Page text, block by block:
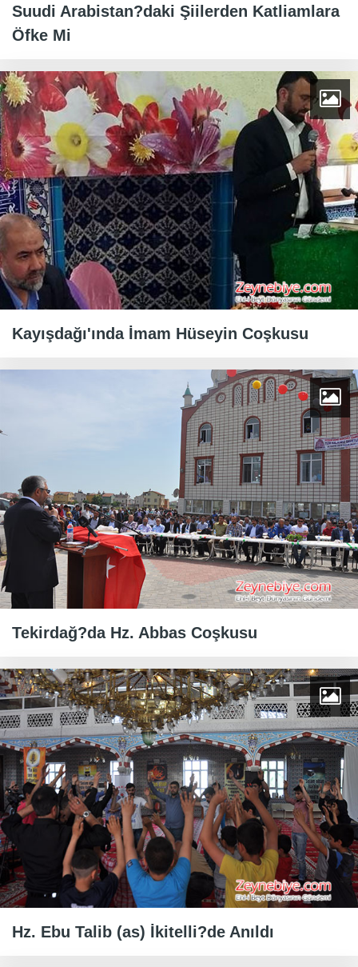
Suudi Arabistan?daki Şiilerden Katliamlara
Öfke Mi
Kayışdağı'ında İmam Hüseyin Coşkusu
Tekirdağ?da Hz. Abbas Coşkusu
Hz. Ebu Talib (as) İkitelli?de Anıldı